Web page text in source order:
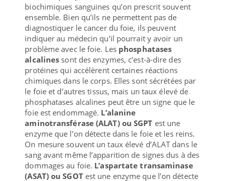
biochimiques sanguines qu’on prescrit souvent
ensemble. Bien qu’ils ne permettent pas de
diagnostiquer le cancer du foie, ils peuvent
indiquer au médecin qu’il pourrait y avoir un
problème avec le foie. Les phosphatases
alcalines sont des enzymes, c’est-à-dire des
protéines qui accélèrent certaines réactions
chimiques dans le corps. Elles sont sécrétées par
le foie et d’autres tissus, mais un taux élevé de
phosphatases alcalines peut être un signe que le
foie est endommagé. L’alanine
aminotransférase (ALAT) ou SGPT est une
enzyme que l’on détecte dans le foie et les reins.
On mesure souvent un taux élevé d’ALAT dans le
sang avant même l’apparition de signes dus à des
dommages au foie. L’aspartate transaminase
(ASAT) ou SGOTest une enzyme que l’on détecte